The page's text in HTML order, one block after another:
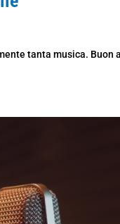
tanta musica. Buon